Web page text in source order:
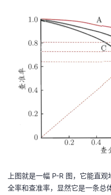
上图就是一幅 P-R 图，它能直
全率和查准率，显然它是一条总